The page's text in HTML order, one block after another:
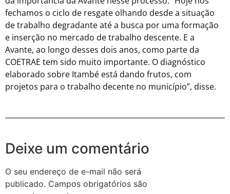
fechamos o ciclo de resgate olhando desde a situação
de trabalho degradante até a busca por uma formação
e inserção no mercado de trabalho descente. E a
Avante, ao longo desses dois anos, como parte da
COETRAE tem sido muito importante. O diagnóstico
elaborado sobre Itambé está dando frutos, com
projetos para o trabalho decente no município”, disse.
Deixe um comentário
O seu endereço de e-mail não será
publicado. Campos obrigatórios são